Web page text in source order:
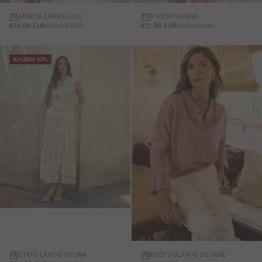
CAMISETA LUREX LUCI
PRECIO DE OFERTA
€14,99 EURPRECIO NORMAL
€29,95 EUR
TOP VICHY ADAYA
PRECIO DE OFERTA
€21,99 EURPRECIO NORMAL
€35,95 EUR
AHORRA 50%
VESTIDO LARGO SELINA
JERSÉY VOLANTE SILVANE